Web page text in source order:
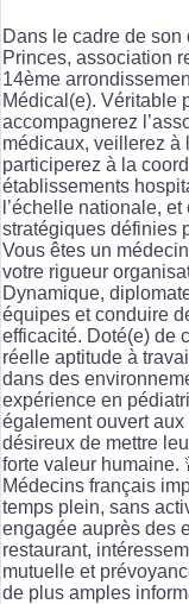
Dans le cadre de son
Princes, association
14ème
Médical(e). Véritable
accompagnerez
médicaux, veillerez à
participerez à la
établissements
l’échelle nationale,
stratégiques définies
Vous êtes un
votre rigueur
Dynamique,
équipes et conduire
efficacité. Doté(e) de
réelle aptitude à
dans des
expérience en
également ouvert
désireux de mettre
forte valeur humaine.
Médecins français
temps plein, sans
engagée auprès des
restaurant,
mutuelle et
de plus amples